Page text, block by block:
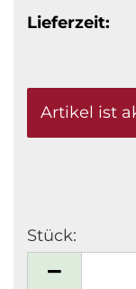
Lieferzeit:
Artikel ist
Stück: